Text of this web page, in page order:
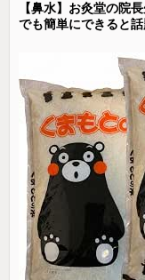
【鼻水】お灸堂の院
でも簡単にできると